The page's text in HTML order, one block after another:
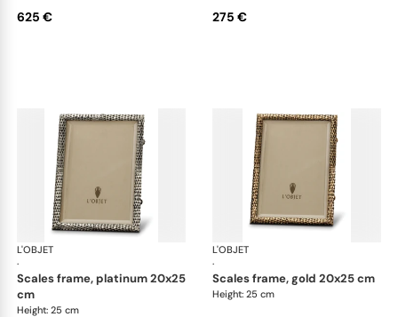
625 € 275 €
L'OBJET
·
Picture Frames
scales frame, platinum 20x25
cm
Height: 25 cm
L'OBJET
·
scales frame, gold 20x25 cm
Height: 25 cm